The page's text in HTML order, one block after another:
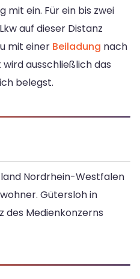
mit ein. Für ein bis zwei
auf dieser Distanz
mit einer Beiladung nach
ausschließlich das
belegst.
Nordrhein-Westfalen
Gütersloh in
des Medienkonzerns